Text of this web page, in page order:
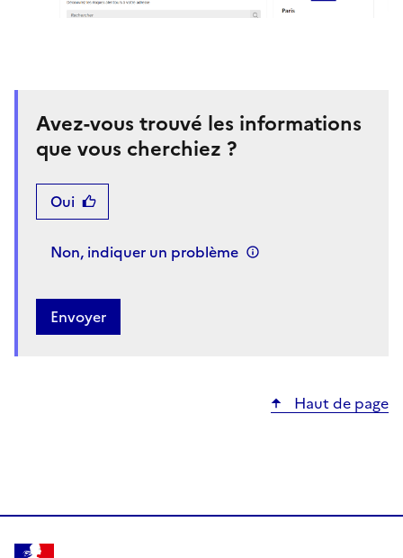
Avez-vous trouvé les informations
que vous cherchiez ?
Oui
Non, indiquer un problème
Haut de page